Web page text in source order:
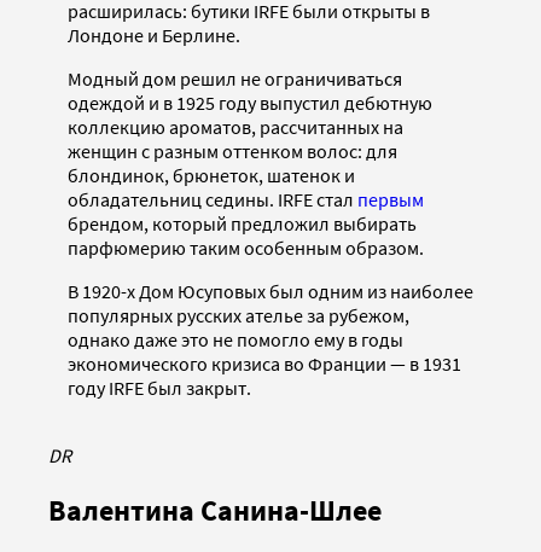
расширилась: бутики IRFE были открыты в
Лондоне и Берлине.
Модный дом решил не ограничиваться
одеждой и в 1925 году выпустил дебютную
коллекцию ароматов, рассчитанных на
женщин с разным оттенком волос: для
блондинок, брюнеток, шатенок и
обладательниц седины. IRFE стал первым
брендом, который предложил выбирать
парфюмерию таким особенным образом.
В 1920-х Дом Юсуповых был одним из наиболее
популярных русских ателье за рубежом,
однако даже это не помогло ему в годы
экономического кризиса во Франции — в 1931
году IRFE был закрыт.
DR
Валентина Санина-Шлее